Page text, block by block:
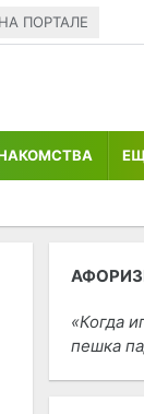
ПОРТАЛЕ
Когда
пешка